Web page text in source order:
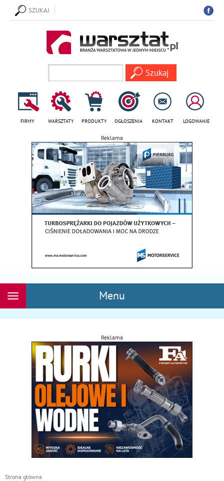
SZUKAJ
FIRMY WARSZTATY PRODUKTY OGŁOSZENIA KONTAKT LOGOWANIE
Reklama
Menu
Rozwiń
Reklama
Strona główna